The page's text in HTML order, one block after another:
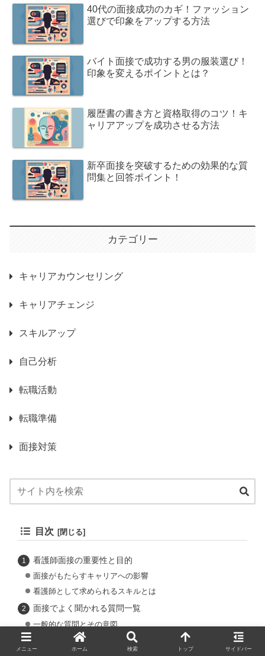
40代の面接成功のカギ！ファッション
選びで印象をアップする方法
バイト面接で成功する男の服装選び！
印象を変えるポイントとは？
履歴書の書き方と資格取得のコツ！キ
ャリアアップを成功させる方法
新卒面接を突破するための効果的な質
問集と回答ポイント！
カテゴリー
キャリアカウンセリング
キャリアチェンジ
スキルアップ
自己分析
転職活動
転職準備
面接対策
目次
看護師面接の重要性と目的
面接がもたらすキャリアへの影響
看護師として求められるスキルとは
面接でよく聞かれる質問一覧
一般的な質問とその意図
専門的な質問の意義
メニュー ホーム 検索 トップ サイドバー